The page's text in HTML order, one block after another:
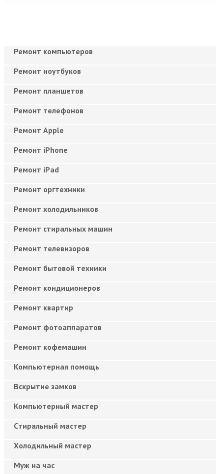
Ремонт компьютеров
Ремонт ноутбуков
Ремонт планшетов
Ремонт телефонов
Ремонт Apple
Ремонт iPhone
Ремонт iPad
Ремонт оргтехники
Ремонт холодильников
Ремонт стиральных машин
Ремонт телевизоров
Ремонт бытовой техники
Ремонт кондиционеров
Ремонт квартир
Ремонт фотоаппаратов
Ремонт кофемашин
Компьютерная помощь
Вскрытие замков
Компьютерный мастер
Cтиральный мастер
Холодильный мастер
Муж на час